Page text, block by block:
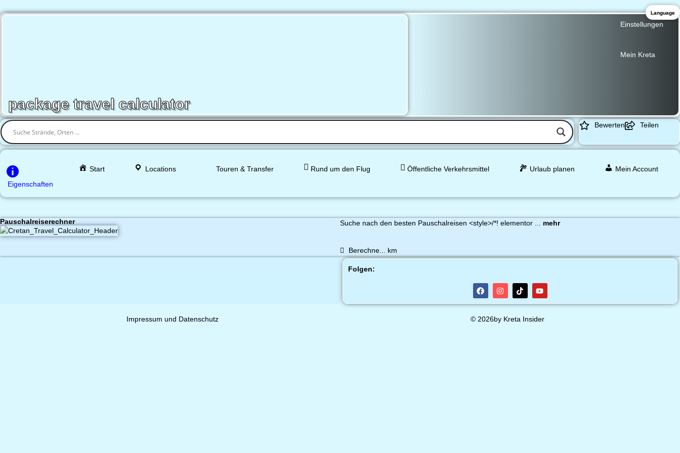
Einstellungen
Mein Kreta
package travel calculator
Bewerten Teilen
Eigenschaften
Start Locations Touren & Transfer Rund um den Flug Öffentliche Verkehrsmittel Urlaub planen Mein Account
Pauschalreiserechner Suche nach den besten Pauschalreisen <style>/*! elementor ... mehr
Berechne... km
Folgen:
Impressum und Datenschutz © 2026by Kreta Insider
Language